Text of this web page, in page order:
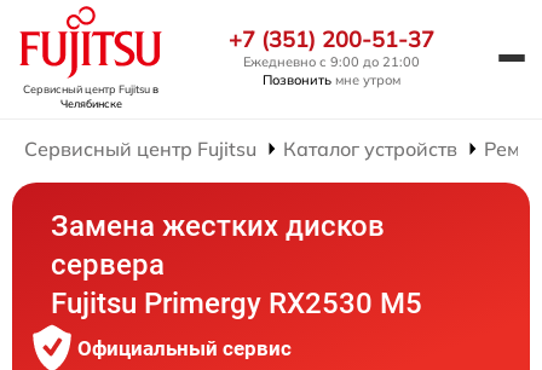
Сервисный центр Fujitsuв
Челябинске
+7 (351) 200-51-37
Ежедневно с 9:00 до 21:00
Позвонить мне утром
Сервисный центр Fujitsu Каталог устройств
Замена жестких дисков
сервера
Fujitsu Primergy RX2530 M5
Официальный сервис